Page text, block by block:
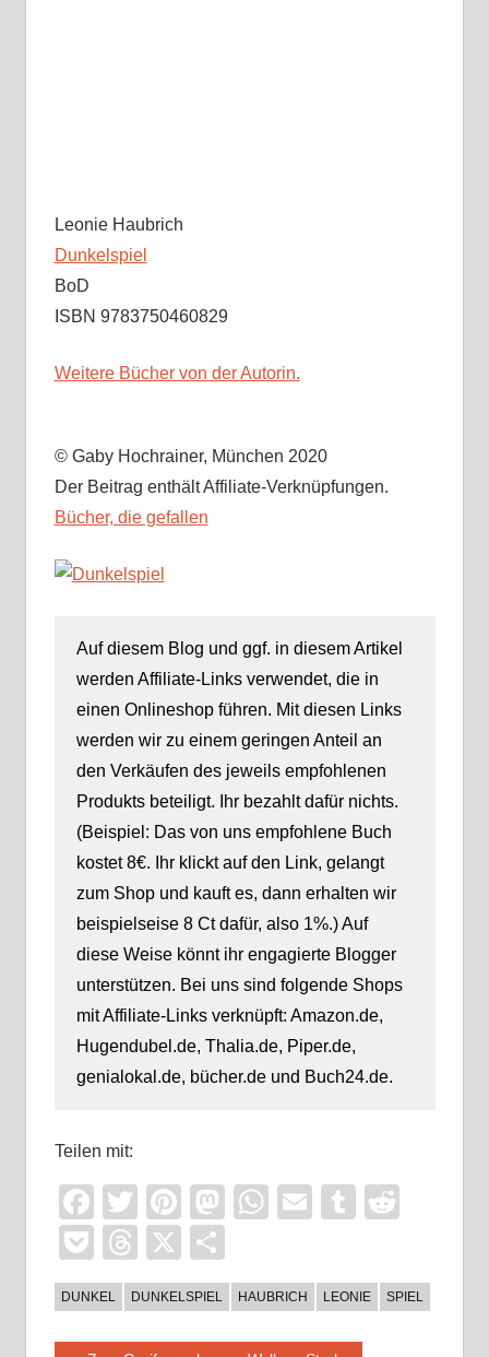
Leonie Haubrich
Dunkelspiel
BoD
ISBN 9783750460829
Weitere Bücher von der Autorin.
© Gaby Hochrainer, München 2020
Der Beitrag enthält Affiliate-Verknüpfungen.
Bücher, die gefallen
Auf diesem Blog und ggf. in diesem Artikel
werden Affiliate-Links verwendet, die in
einen Onlineshop führen. Mit diesen Links
werden wir zu einem geringen Anteil an
den Verkäufen des jeweils empfohlenen
Produkts beteiligt. Ihr bezahlt dafür nichts.
(Beispiel: Das von uns empfohlene Buch
kostet 8€. Ihr klickt auf den Link, gelangt
zum Shop und kauft es, dann erhalten wir
beispielseise 8 Ct dafür, also 1%.) Auf
diese Weise könnt ihr engagierte Blogger
unterstützen. Bei uns sind folgende Shops
mit Affiliate-Links verknüpft: Amazon.de,
Hugendubel.de, Thalia.de, Piper.de,
genialokal.de, bücher.de und Buch24.de.
Teilen mit:
Facebook
TwitterPinterest
Mastodon
WhatsApp
EmailTumblr
PocketThreads
X
DUNKEL DUNKELSPIEL HAUBRICH LEONIE SPIEL